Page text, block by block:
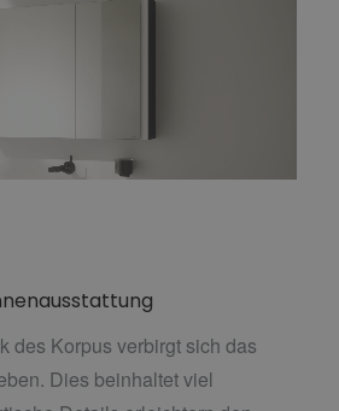
des Korpus verbirgt sich das
Dies beinhaltet viel